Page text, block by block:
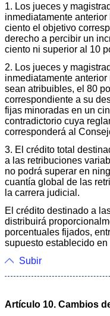
1. Los jueces y
inmediatamente
ciento el objetivo
derecho a percibir un
ciento ni superior al 10
2. Los jueces y
inmediatamente
sean atribuibles, el 80
correspondiente a su
fijas minoradas en un
contradictorio cuya
corresponderá al
3. El crédito total
a las retribuciones
no podrá superar en
cuantía global de las
la carrera judicial.
El crédito destinado a
distribuirá
porcentuales fijados,
supuesto establecido en
Subir
Artículo 10. Cambios